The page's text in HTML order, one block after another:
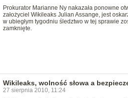
Prokurator Marianne Ny nakazała ponowne
założyciel Wikileaks Julian Assange, jest
w ubiegłym tygodniu śledztwo w tej sprawie
zamknięte.
Wikileaks, wolność słowa a
27 sierpnia 2010, 11:24